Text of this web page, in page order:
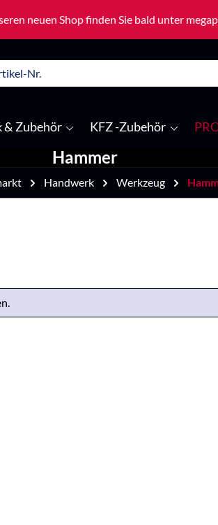
neuen Shop finden Sie bald unter
& Zubehör KFZ -Zubehör
Hammer
Handwerk Werkzeug